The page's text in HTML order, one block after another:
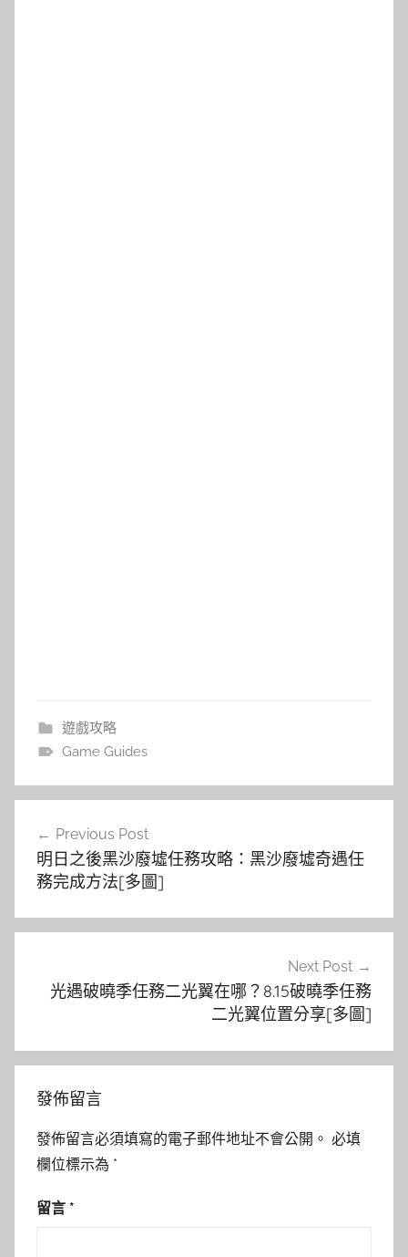
遊戲攻略
Game Guides
導
覽
Previous Post
明日之後黑沙廢墟任務攻略：黑沙廢墟奇遇任
務完成方法[多圖]
Next Post
光遇破曉季任務二光翼在哪？8.15破曉季任務
二光翼位置分享[多圖]
發佈留言
發佈留言必須填寫的電子郵件地址不會公開。 必填
欄位標示為 *
留言 *